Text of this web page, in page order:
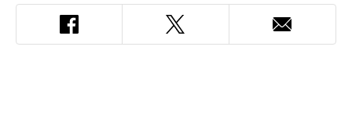
Facebook Twitter
Adresse
courriel